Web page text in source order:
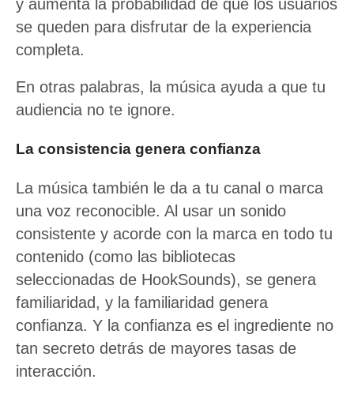
y aumenta la probabilidad de que los usuarios
se queden para disfrutar de la experiencia
completa.
En otras palabras, la música ayuda a que tu
audiencia no te ignore.
La consistencia genera confianza
La música también le da a tu canal o marca
una voz reconocible. Al usar un sonido
consistente y acorde con la marca en todo tu
contenido (como las bibliotecas
seleccionadas de HookSounds), se genera
familiaridad, y la familiaridad genera
confianza. Y la confianza es el ingrediente no
tan secreto detrás de mayores tasas de
interacción.